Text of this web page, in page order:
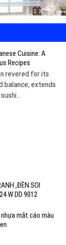
Cuisine: A
Recipes
revered for its
balance, extends
,ĐÈN SOI
W DD 9012
mắt cáo màu